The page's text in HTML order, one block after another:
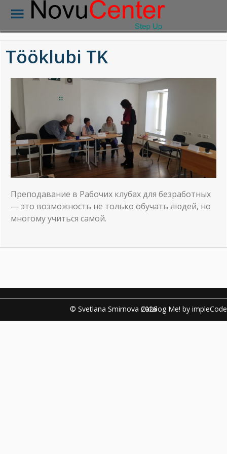
Tööklubi TK
Преподавание в Рабочих клубах для безработных
— это возможность не только обучать людей, но
многому учиться самой.
© Svetlana Smirnova 2026Catalog Me! by impleCode